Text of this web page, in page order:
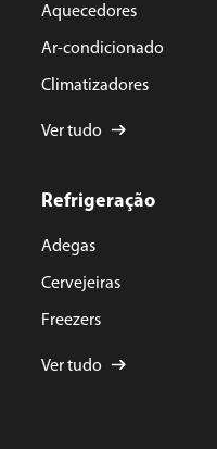
Aquecedores
Ar-condicionado
Climatizadores
Ver tudo
Refrigeração
Adegas
Cervejeiras
Freezers
Ver tudo